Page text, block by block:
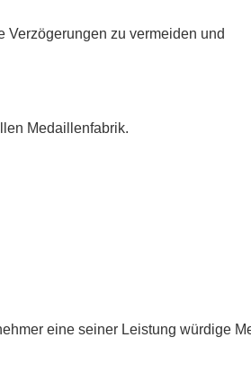
Verzögerungen zu vermeiden und
Medaillenfabrik.
eine seiner Leistung würdige